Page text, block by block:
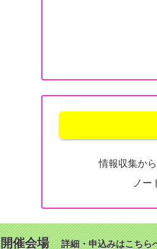
情報収集か
ノー
開催会場詳細・申込みはこちら